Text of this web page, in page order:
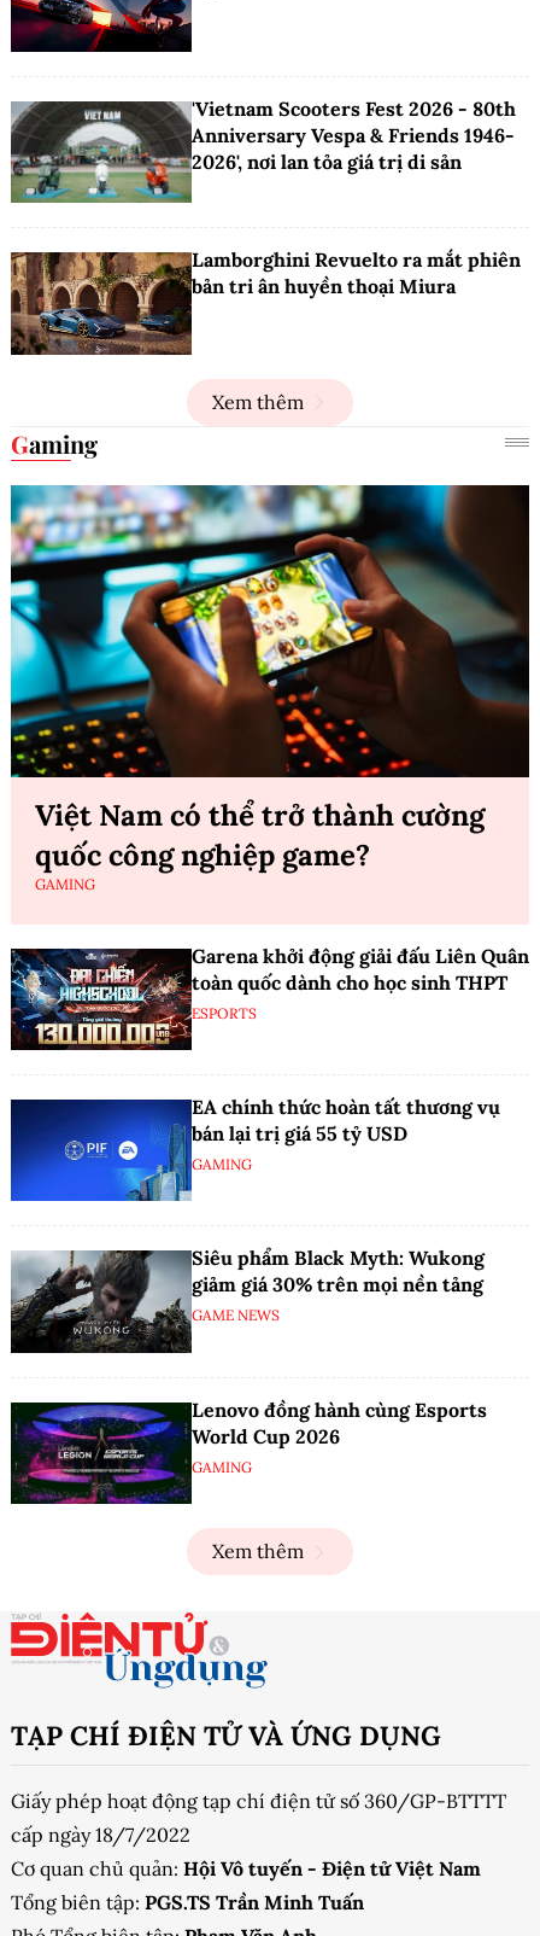
'Vietnam Scooters Fest 2026 - 80th
Anniversary Vespa & Friends 1946-
2026', nơi lan tỏa giá trị di sản
Lamborghini Revuelto ra mắt phiên
bản tri ân huyền thoại Miura
Xem thêm
Gaming
Việt Nam có thể trở thành cường
quốc công nghiệp game?
GAMING
Garena khởi động giải đấu Liên Quân
toàn quốc dành cho học sinh THPT
ESPORTS
EA chính thức hoàn tất thương vụ
bán lại trị giá 55 tỷ USD
GAMING
Siêu phẩm Black Myth: Wukong
giảm giá 30% trên mọi nền tảng
GAME NEWS
Lenovo đồng hành cùng Esports
World Cup 2026
GAMING
Xem thêm
TẠP CHÍ ĐIỆN TỬ VÀ ỨNG DỤNG
Giấy phép hoạt động tạp chí điện tử số 360/GP-BTTTT
cấp ngày 18/7/2022
Cơ quan chủ quản: Hội Vô tuyến - Điện tử Việt Nam
Tổng biên tập: PGS.TS Trần Minh Tuấn